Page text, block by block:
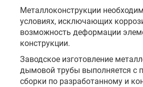
Металлоконструкции
условиях, исключающих
возможность деформации
конструкции.
Заводское изготовление
дымовой трубы выполняется с
сборки по разработанному и